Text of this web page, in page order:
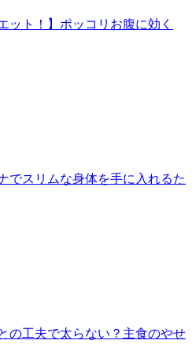
ット！】ポッコリお腹に効く
でスリムな身体を手に入れるた
の工夫で太らない？主食のやせ